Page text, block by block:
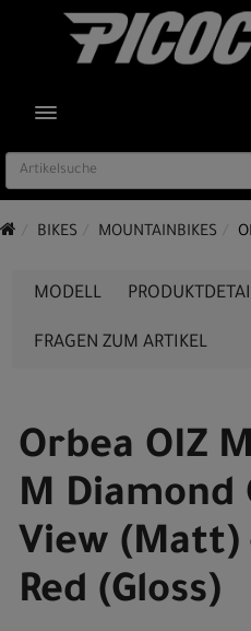
TOGGLE NAVIGATION
BIKES MOUNTAINBIKES
MODELL
FRAGEN ZUM ARTIKEL
Orbea OIZ
M Diamond
View (Matt)
Red (Gloss)